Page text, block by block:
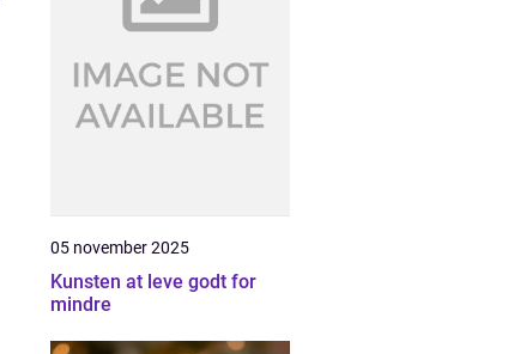
05 november 2025
Kunsten at leve godt for
mindre